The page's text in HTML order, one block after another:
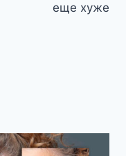
еще хуже